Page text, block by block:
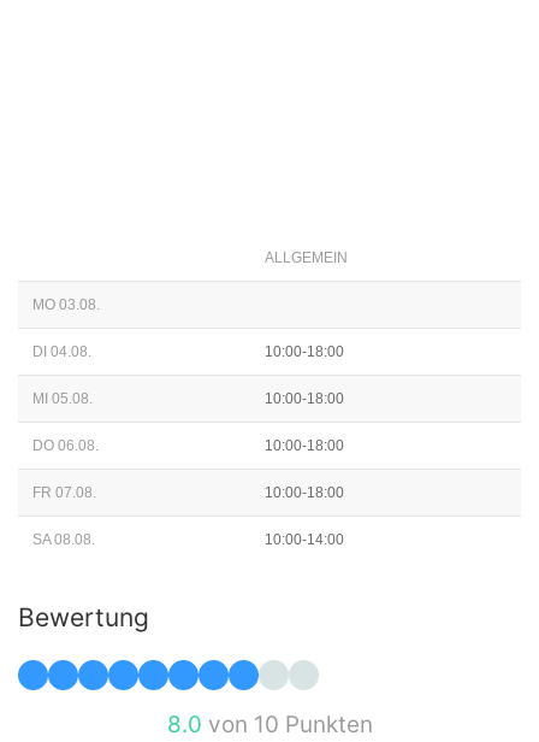
ALLGEMEIN
MO 03.08.
DI 04.08. 10:00-18:00
MI 05.08. 10:00-18:00
DO 06.08. 10:00-18:00
FR 07.08. 10:00-18:00
SA 08.08. 10:00-14:00
Bewertung
8.0 von 10 Punkten